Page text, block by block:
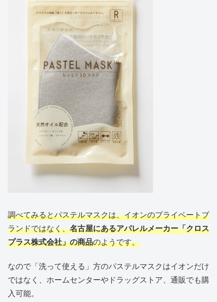
調べてみるとパステルマスクは、イオンのプライベートブ
ランドではなく、名古屋にあるアパレルメーカー「クロス
プラス株式会社」の商品のようです。
なので「洗って使える」方のパステルマスクはイオンだけ
ではなく、ホームセンターやドラッグストア、通販でも購
入可能。